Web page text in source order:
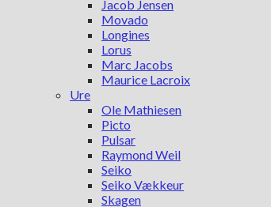
Jacob Jensen
Movado
Longines
Lorus
Marc Jacobs
Maurice Lacroix
Ure
Ole Mathiesen
Picto
Pulsar
Raymond Weil
Seiko
Seiko Vækkeur
Skagen